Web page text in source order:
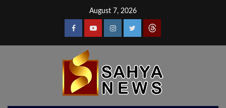
August 7, 2026